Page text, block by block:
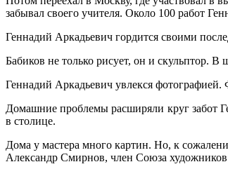
забывал своего учителя. Около 100 работ
Геннадий Аркадьевич гордится своими
Бабиков не только рисует, он и скульптор.
Геннадий Аркадьевич увлекся
Домашние проблемы расширяли круг забот
в столице.
Дома у мастера много картин. Но, к
Александр Смирнов, член Союза